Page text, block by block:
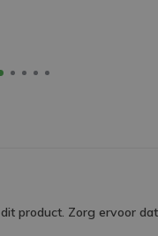
product. Zorg ervoor